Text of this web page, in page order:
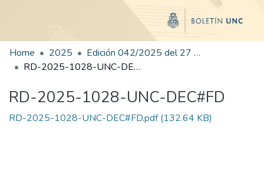
Home 2025
Edición 042/2025 del 27 de agosto de 2025
RD-2025-1028-UNC-DEC#FD
RD-2025-1028-UNC-DEC#FD
RD-2025-1028-UNC-DEC#FD.pdf(132.64 KB)